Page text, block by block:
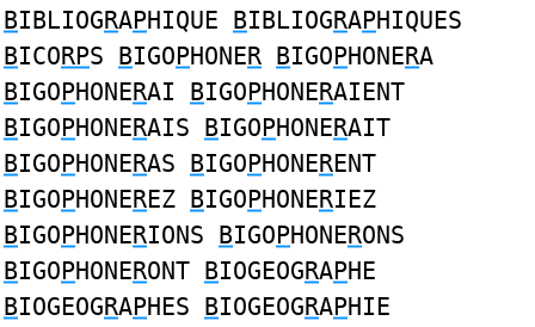
BIBLIOGRAPHIQUE BIBLIOGRAPHIQUES
BICORPS BIGOPHONER BIGOPHONERA
BIGOPHONERAI BIGOPHONERAIENT
BIGOPHONERAIS BIGOPHONERAIT
BIGOPHONERAS BIGOPHONERENT
BIGOPHONEREZ BIGOPHONERIEZ
BIGOPHONERIONS BIGOPHONERONS
BIGOPHONERONT BIOGEOGRAPHE
BIOGEOGRAPHES BIOGEOGRAPHIE